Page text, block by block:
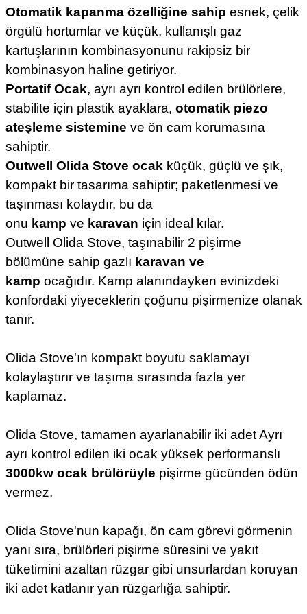
Otomatik kapanma özelliğine sahip esnek, çelik
örgülü hortumlar ve küçük, kullanışlı gaz
kartuşlarının kombinasyonunu rakipsiz bir
kombinasyon haline getiriyor.
Portatif Ocak, ayrı ayrı kontrol edilen brülörlere,
stabilite için plastik ayaklara, otomatik piezo
ateşleme sistemine ve ön cam korumasına
sahiptir.
Outwell Olida Stove ocak küçük, güçlü ve şık,
kompakt bir tasarıma sahiptir; paketlenmesi ve
taşınması kolaydır, bu da
onu kamp ve karavan için ideal kılar.
Outwell Olida Stove, taşınabilir 2 pişirme
bölümüne sahip gazlı karavan ve
kamp ocağıdır. Kamp alanındayken evinizdeki
konfordaki yiyeceklerin çoğunu pişirmenize olanak
tanır.
Olida Stove'ın kompakt boyutu saklamayı
kolaylaştırır ve taşıma sırasında fazla yer
kaplamaz.
Olida Stove, tamamen ayarlanabilir iki adet Ayrı
ayrı kontrol edilen iki ocak yüksek performanslı
3000kw ocak brülörüyle pişirme gücünden ödün
vermez.
Olida Stove'nun kapağı, ön cam görevi görmenin
yanı sıra, brülörleri pişirme süresini ve yakıt
tüketimini azaltan rüzgar gibi unsurlardan koruyan
iki adet katlanır yan rüzgarlığa sahiptir.